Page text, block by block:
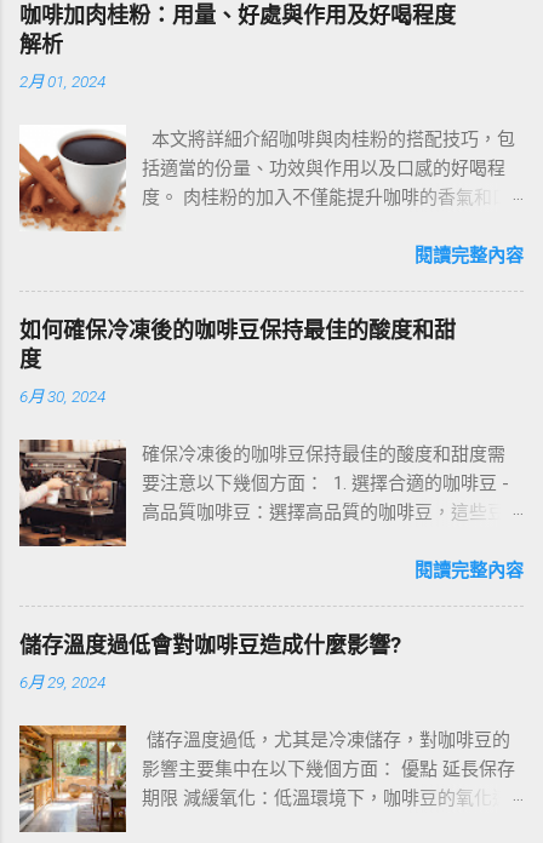
咖啡加肉桂粉：用量、好處與作用及好喝程度
解析
2月 01, 2024
本文將詳細介紹咖啡與肉桂粉的搭配技巧，包
括適當的份量、功效與作用以及口感的好喝程
度。 肉桂粉的加入不僅能提升咖啡的香氣和口
醇。 讓我們一起來了解如何讓咖啡加肉桂粉更
量建議：依個人口味，通常情況下，每杯咖啡
加入1/2到1茶匙的肉桂粉為宜。 搭配技巧：建
的香氣與咖啡的濃鬱味道。 二、咖啡加肉桂粉
的功效與作用 提升免疫力：肉桂粉富含抗氧化
物質，有助於提高免疫力和對抗自由基對身體
作用，對於月經痛、關節痛等生理痛有一定緩
解作用。 降低血糖、膽固醇：肉桂粉能夠刺激
胰島素分泌，降低血糖，同時降低膽固醇，有
助於防治糖尿病和心血管疾病。 促進消化：肉
好喝程度 肉桂咖啡的味道香甜濃鬱，既能感受
到肉桂的獨特香氣，又能品味到咖啡的醇厚口
感。 這種香氣和口感的搭配非常適合喜歡甜香
閱讀完整內容
如何確保冷凍後的咖啡豆保持最佳的酸度和甜
度
6月 30, 2024
確保冷凍後的咖啡豆保持最佳的酸度和甜度需
要注意以下幾個方面： 1. 選擇合適的咖啡豆 -
高品質咖啡豆：選擇高品質的咖啡豆，這些豆
擇剛烘焙不久的咖啡豆，因為新鮮烘焙的咖啡
- 使用真空密封袋：將咖啡豆放入真空密封袋
中，盡可能排除袋內的空氣，防止氧化和濕氣
數。 - 緩慢解凍：將咖啡豆從冷凍庫取出後，先
放入冰箱冷藏室緩慢解凍，再取出使用，這樣
可以減少濕氣吸收，保持風味。 3. 儲存環境 -
閱讀完整內容
儲存溫度過低會對咖啡豆造成什麼影響?
6月 29, 2024
儲存溫度過低，尤其是冷凍儲存，對咖啡豆的
影響主要集中在以下幾個方面： 優點 延長保存
期限 減緩氧化：低溫環境下，咖啡豆的氧化速